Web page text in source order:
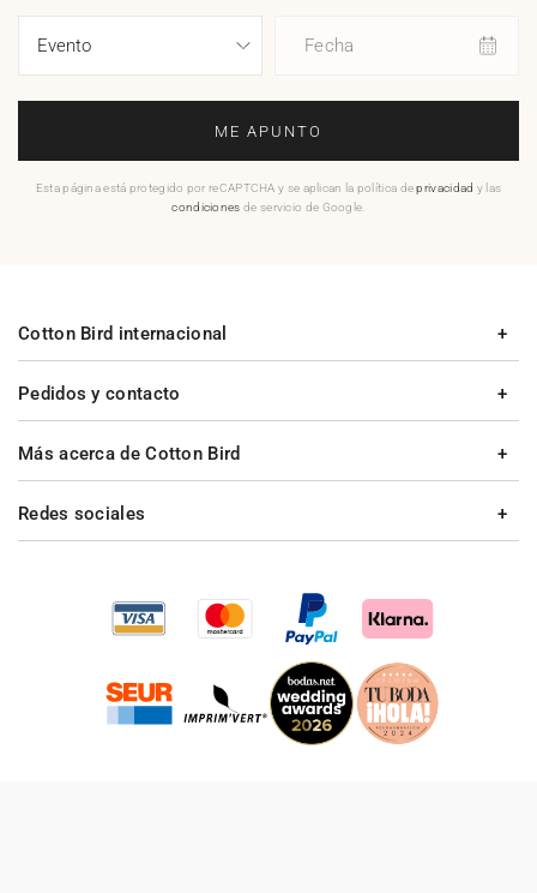
Fecha
ME APUNTO
Esta página está protegido por reCAPTCHA y se aplican la política deprivacidad y las
condiciones de servicio de Google.
Pedidos y contacto
Más acerca de Cotton Bird
Cotton Bird internacional
Redes sociales